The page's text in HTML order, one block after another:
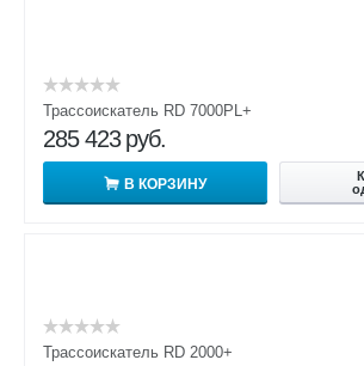
Трассоискатель RD 7000PL+
285 423 руб.
В КОРЗИНУ
Трассоискатель RD 2000+